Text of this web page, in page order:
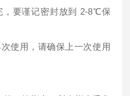
，要谨记密封放到 2-8℃保
使用，请确保上一次使用